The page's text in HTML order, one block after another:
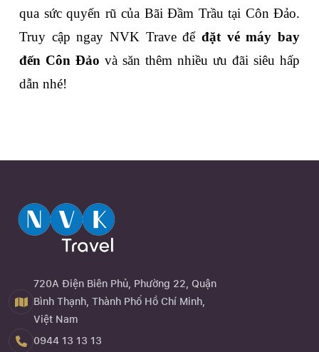
qua sức quyến rũ của Bãi Đầm Trầu tại Côn Đảo.
Truy cập ngay NVK Trave để đặt vé máy bay
đến Côn Đảo và săn thêm nhiều ưu đãi siêu hấp
dẫn nhé!
720A Điện Biên Phủ, Phường 22, Quận
Bình Thạnh, Thành Phố Hồ Chí Minh,
Việt Nam
0944 13 13 13